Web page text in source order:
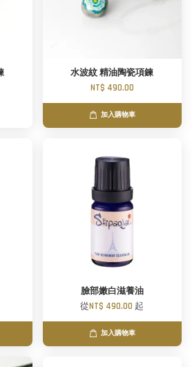
水波紋 精油陶瓷項鍊
NT$ 490.00
加入購物車
臉部嫩白滋養油
從NT$ 490.00 起
加入購物車